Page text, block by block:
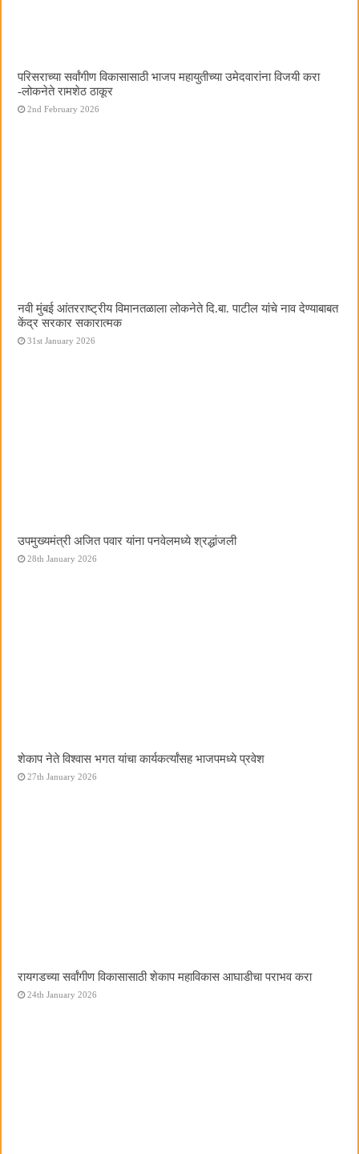
परिसराच्या सर्वांगीण विकासासाठी भाजप महायुतीच्या उमेदवारांना विजयी करा
-लोकनेते रामशेठ ठाकूर
2nd February 2026
नवी मुंबई आंतरराष्ट्रीय विमानतळाला लोकनेते दि.बा. पाटील यांचे नाव देण्याबाबत
केंद्र सरकार सकारात्मक
31st January 2026
उपमुख्यमंत्री अजित पवार यांना पनवेलमध्ये श्रद्धांजली
28th January 2026
शेकाप नेते विश्वास भगत यांचा कार्यकर्त्यांसह भाजपमध्ये प्रवेश
27th January 2026
रायगडच्या सर्वांगीण विकासासाठी शेकाप महाविकास आघाडीचा पराभव करा
24th January 2026